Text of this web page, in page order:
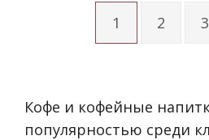
1 2 3
Кофе и кофейные
популярностью среди